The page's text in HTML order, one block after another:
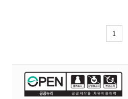
1